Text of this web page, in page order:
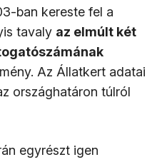
ban kereste fel a
tavaly az elmúlt két
Az Állatkert adatai
országhatáron túlról
egyrészt igen